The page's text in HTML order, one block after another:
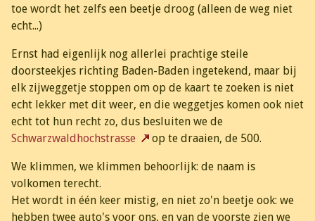
toe wordt het zelfs een beetje droog (alleen de weg niet
echt...)
Ernst had eigenlijk nog allerlei prachtige steile
doorsteekjes richting Baden-Baden ingetekend, maar bij
elk zijweggetje stoppen om op de kaart te zoeken is niet
echt lekker met dit weer, en die weggetjes komen ook niet
echt tot hun recht zo, dus besluiten we de
Schwarzwaldhochstrasse
op te draaien, de 500.
We klimmen, we klimmen behoorlijk: de naam is
volkomen terecht.
Het wordt in één keer mistig, en niet zo'n beetje ook: we
hebben twee auto's voor ons, en van de voorste zien we